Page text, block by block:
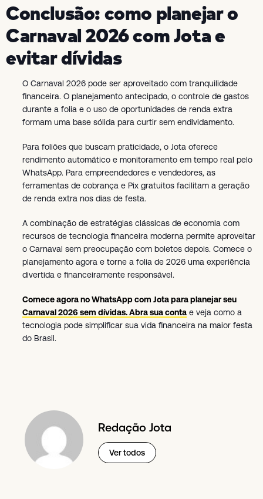
Conclusão: como planejar o
Carnaval 2026 com Jota e
evitar dívidas
O Carnaval 2026 pode ser aproveitado com tranquilidade
financeira. O planejamento antecipado, o controle de gastos
durante a folia e o uso de oportunidades de renda extra
formam uma base sólida para curtir sem endividamento.
Para foliões que buscam praticidade, o Jota oferece
rendimento automático e monitoramento em tempo real pelo
WhatsApp. Para empreendedores e vendedores, as
ferramentas de cobrança e Pix gratuitos facilitam a geração
de renda extra nos dias de festa.
A combinação de estratégias clássicas de economia com
recursos de tecnologia financeira moderna permite aproveitar
o Carnaval sem preocupação com boletos depois. Comece o
planejamento agora e torne a folia de 2026 uma experiência
divertida e financeiramente responsável.
Comece agora no WhatsApp com Jota para planejar seu
Carnaval 2026 sem dívidas. Abra sua conta e veja como a
tecnologia pode simplificar sua vida financeira na maior festa
do Brasil.
Redação Jota
Ver todos